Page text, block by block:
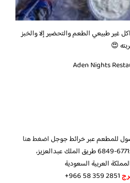
غير طبيعي الطعم والتحضير إلا والخبز
😍
للمطعم عبر خرائط جوجلاضغط هنا
:6771-6849 طريق الملك عبدالعزيز،
‪+966 58 359 2851‬‏